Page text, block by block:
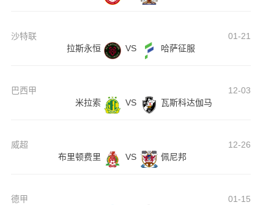
沙特联
01-21
拉斯永恒
VS 哈萨征服
巴西甲
12-03
米拉索
VS 瓦斯科达伽马
威超
12-26
布里顿费里
VS 佩尼邦
德甲
01-15